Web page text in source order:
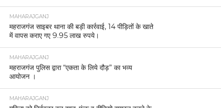
MAHARAJGANJ
महराजगंज साइबर थाना की बड़ी कार्रवाई, 14 पीड़ितों के खाते
में वापस कराए गए 9.95 लाख रुपये।
MAHARAJGANJ
महराजगंज पुलिस द्वारा “एकता के लिये दौड़” का भव्य
आयोजन ।
MAHARAJGANJ